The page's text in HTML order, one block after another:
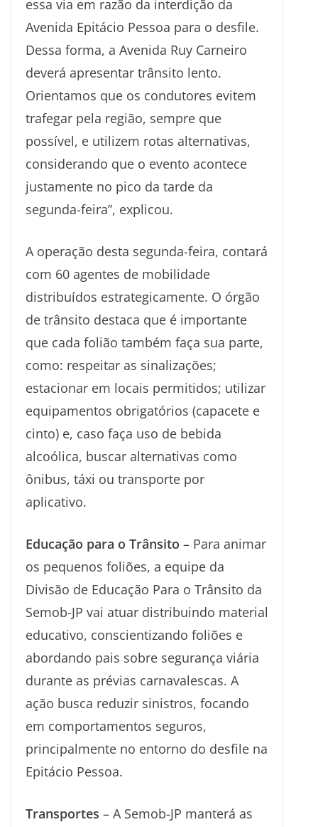
essa via em razão da interdição da
Avenida Epitácio Pessoa para o desfile.
Dessa forma, a Avenida Ruy Carneiro
deverá apresentar trânsito lento.
Orientamos que os condutores evitem
trafegar pela região, sempre que
possível, e utilizem rotas alternativas,
considerando que o evento acontece
justamente no pico da tarde da
segunda-feira”, explicou.
A operação desta segunda-feira, contará
com 60 agentes de mobilidade
distribuídos estrategicamente. O órgão
de trânsito destaca que é importante
que cada folião também faça sua parte,
como: respeitar as sinalizações;
estacionar em locais permitidos; utilizar
equipamentos obrigatórios (capacete e
cinto) e, caso faça uso de bebida
alcoólica, buscar alternativas como
ônibus, táxi ou transporte por
aplicativo.
Educação para o Trânsito – Para animar
os pequenos foliões, a equipe da
Divisão de Educação Para o Trânsito da
Semob-JP vai atuar distribuindo material
educativo, conscientizando foliões e
abordando pais sobre segurança viária
durante as prévias carnavalescas. A
ação busca reduzir sinistros, focando
em comportamentos seguros,
principalmente no entorno do desfile na
Epitácio Pessoa.
Transportes – A Semob-JP manterá as